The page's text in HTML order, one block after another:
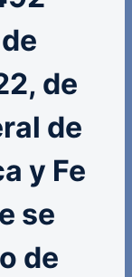
de
de
y Fe
se
de